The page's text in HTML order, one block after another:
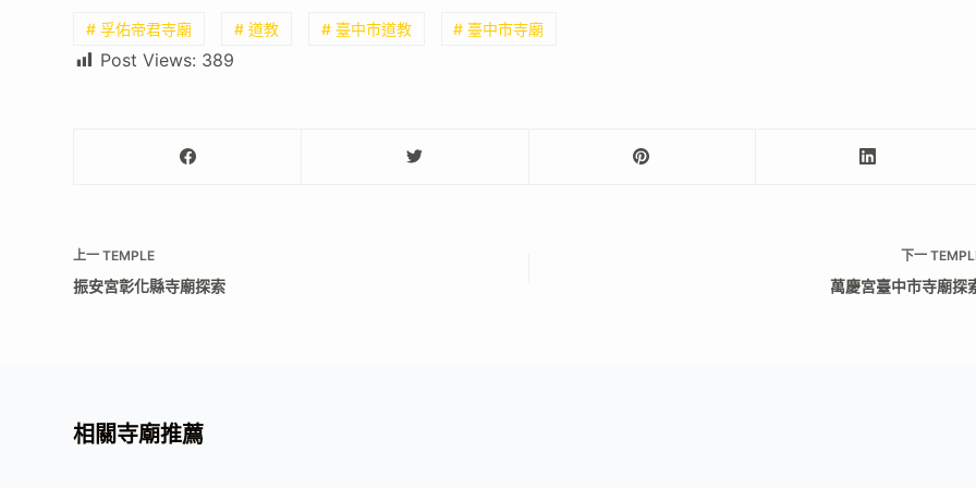
# 孚佑帝君寺廟 # 道教 # 臺中市道教 # 臺中市寺廟
Post Views: 389
上一TEMPLE
振安宮彰化縣寺廟探索
下一
萬慶宮臺中市寺廟探
相關寺廟推薦